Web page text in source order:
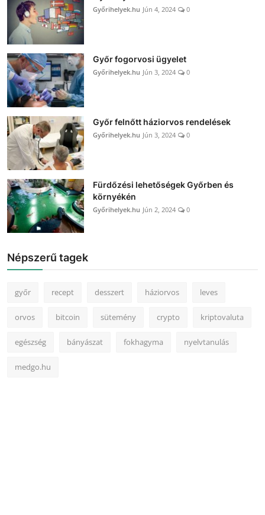
Győrihelyek.hu Jún 4, 2024 0
Győr fogorvosi ügyelet
Győrihelyek.hu Jún 3, 2024 0
Győr felnőtt háziorvos rendelések
Győrihelyek.hu Jún 3, 2024 0
Fürdőzési lehetőségek Győrben és
környékén
Győrihelyek.hu Jún 2, 2024 0
Népszerű tagek
győr recept desszert háziorvos leves
orvos bitcoin sütemény crypto kriptovaluta
egészség bányászat fokhagyma nyelvtanulás
medgo.hu